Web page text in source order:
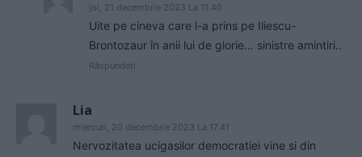
joi, 21 decembrie 2023 La 11.40
Uite pe cineva care l-a prins pe Iliescu-
Brontozaur în anii lui de glorie… sinistre amintiri..
Răspundeți
Lia
miercuri, 20 decembrie 2023 La 17.41
Nervozitatea ucigasilor democratiei vine si din